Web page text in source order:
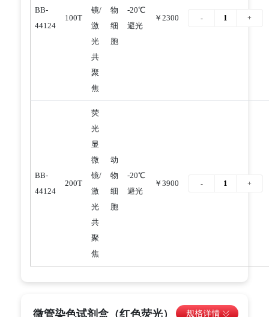
BB-
44124
100T
镜/
激
光
共
聚
焦
物
细
胞
-20℃
避光
￥2300
BB-
44124
200T
荧
光
显
微
镜/
激
光
共
聚
焦
动
物
细
胞
-20℃
避光
￥3900
微管染色试剂盒（红色荧光）（活细胞）